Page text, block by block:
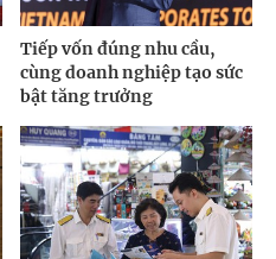
Tiếp vốn đúng nhu cầu,
cùng doanh nghiệp tạo sức
bật tăng trưởng